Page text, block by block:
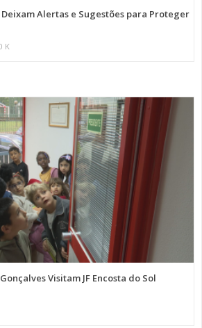
Deixam Alertas e Sugestões para Proteger
K
Visitam JF Encosta do Sol